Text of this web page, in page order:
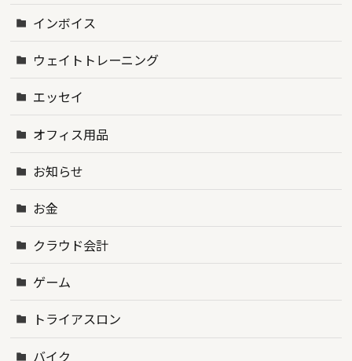
インボイス
ウェイトトレーニング
エッセイ
オフィス用品
お知らせ
お金
クラウド会計
ゲーム
トライアスロン
バイク